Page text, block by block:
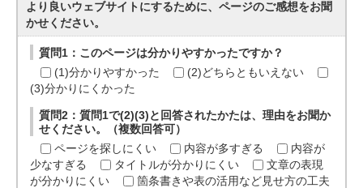
より良いウェブサイトにするために、ページのご感想をお聞
かせください。
質問1：このページは分かりやすかったですか？
(1)分かりやすかった
(2)どちらともいえない
(3)分かりにくかった
質問2：質問1で(2)(3)と回答されたかたは、理由をお聞か
せください。（複数回答可）
ページを探しにくい
内容が多すぎる
内容が
少なすぎる
タイトルが分かりにくい
文章の表現
が分かりにくい
箇条書きや表の活用など見せ方の工夫